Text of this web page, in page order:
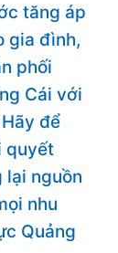
tăng áp
gia đình,
phối
Cái với
để
quyết
lại nguồn
nhu
Quảng